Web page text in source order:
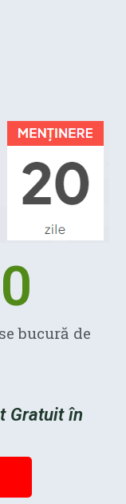
bucură de
Gratuit în